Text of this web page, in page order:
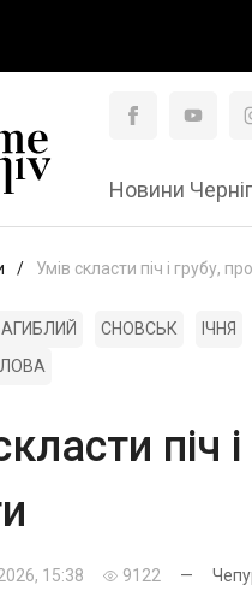
Новини
Умів скласти піч і грубу,
СНОВСЬК ІЧНЯ
піч
15:38 9122 —